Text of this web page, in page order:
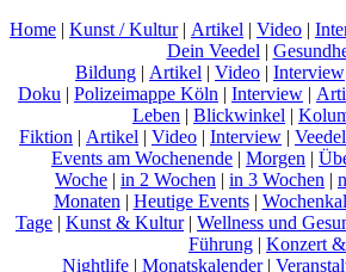
Home | Kunst / Kultur| Artikel | Video |
Dein Veedel |
Bildung | Artikel | Video | Interview
Doku | Polizeimappe Köln | Interview |
Leben | Blickwinkel |
Fiktion | Artikel | Video | Interview |
Events am Wochenende | Morgen |
Woche | in 2 Wochen | in 3 Wochen |
Monaten | Heutige Events|
Tage | Kunst & Kultur| Wellness und
Führung | Konzert &
Nightlife | Monatskalender|